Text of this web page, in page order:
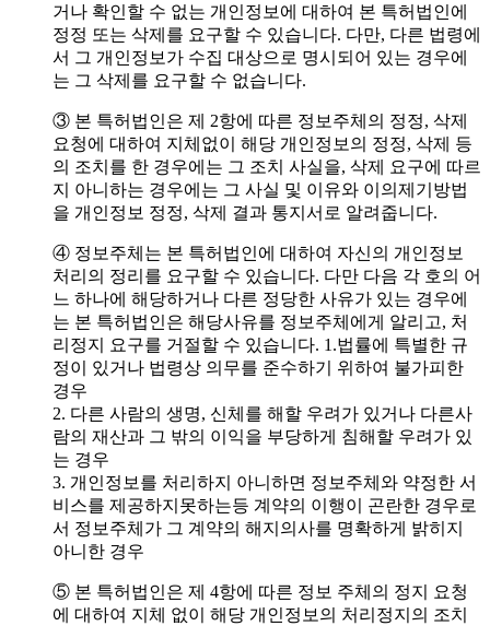
거나 확인할 수 없는 개인정보에 대하여 본 특허법인에
정정 또는 삭제를 요구할 수 있습니다. 다만, 다른 법령에
서 그 개인정보가 수집 대상으로 명시되어 있는 경우에
는 그 삭제를 요구할 수 없습니다.
③ 본 특허법인은 제 2항에 따른 정보주체의 정정, 삭제
요청에 대하여 지체없이 해당 개인정보의 정정, 삭제 등
의 조치를 한 경우에는 그 조치 사실을, 삭제 요구에 따르
지 아니하는 경우에는 그 사실 및 이유와 이의제기방법
을 개인정보 정정, 삭제 결과 통지서로 알려줍니다.
④ 정보주체는 본 특허법인에 대하여 자신의 개인정보
처리의 정리를 요구할 수 있습니다. 다만 다음 각 호의 어
느 하나에 해당하거나 다른 정당한 사유가 있는 경우에
는 본 특허법인은 해당사유를 정보주체에게 알리고, 처
리정지 요구를 거절할 수 있습니다. 1.법률에 특별한 규
정이 있거나 법령상 의무를 준수하기 위하여 불가피한
경우
2. 다른 사람의 생명, 신체를 해할 우려가 있거나 다른사
람의 재산과 그 밖의 이익을 부당하게 침해할 우려가 있
는 경우
3. 개인정보를 처리하지 아니하면 정보주체와 약정한 서
비스를 제공하지못하는등 계약의 이행이 곤란한 경우로
서 정보주체가 그 계약의 해지의사를 명확하게 밝히지
아니한 경우
⑤ 본 특허법인은 제 4항에 따른 정보 주체의 정지 요청
에 대하여 지체 없이 해당 개인정보의 처리정지의 조치